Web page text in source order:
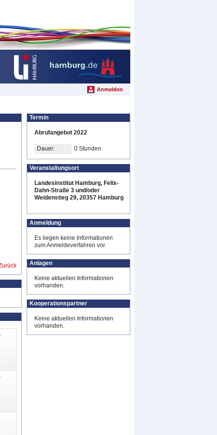
Anmelden
Termin
Abrufangebot 2022
Dauer: 0 Stunden
Veranstaltungsort
Landesinstitut Hamburg, Felix-
Dahn-Straße 3 und/oder
Weidenstieg 29, 20357 Hamburg
Anmeldung
Es liegen keine Informationen
zum Anmeldeverfahren vor.
Anlagen
Keine aktuellen Informationen
vorhanden.
Kooperationspartner
Keine aktuellen Informationen
vorhanden.